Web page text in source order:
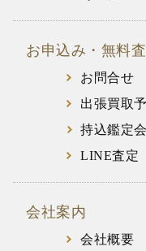
お申込み・無料
お問合せ
出張買取
持込鑑定
LINE査定
会社案内
会社概要